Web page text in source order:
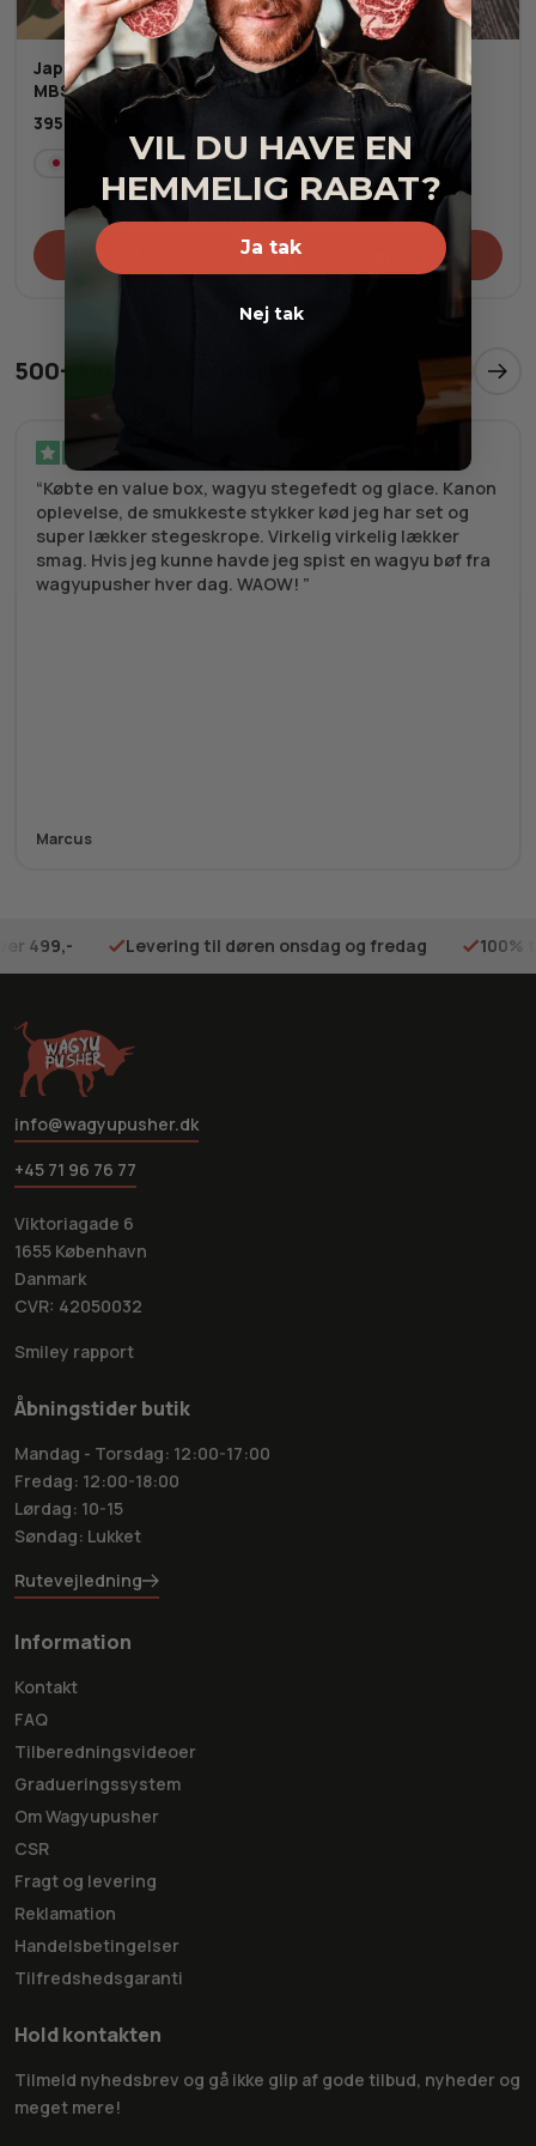
Japansk A5+ grillspyd
MBS 10-12 (ca. 250g)
395,00
Frost
Tilføj til kurv
Blinis
60,00kr.
Frost
Tilføj til kurv
500+ tilfredse kunder
Købte en value box, wagyu stegefedt og glace. Kanon
oplevelse, de smukkeste stykker kød jeg har set og
super lækker stegeskrope. Virkelig virkelig lækker
smag. Hvis jeg kunne havde jeg spist en wagyu bøf fra
wagyupusher hver dag. WAOW!
Marcus
499,- Levering til døren onsdag og fredag 100%
info@wagyupusher.dk
+45 71 96 76 77
Viktoriagade 6
1655 København
Danmark
CVR: 42050032
Smiley rapport
Åbningstider butik
Mandag - Torsdag: 12:00-17:00
Fredag: 12:00-18:00
Lørdag: 10-15
Søndag: Lukket
Rutevejledning
Information
Kontakt
FAQ
Tilberedningsvideoer
Gradueringssystem
Om Wagyupusher
CSR
Fragt og levering
Reklamation
Handelsbetingelser
Tilfredshedsgaranti
Hold kontakten
Tilmeld nyhedsbrev og gå ikke glip af gode tilbud, nyheder og
meget mere!
VIL DU HAVE EN
HEMMELIG RABAT?
Ja tak
Nej tak